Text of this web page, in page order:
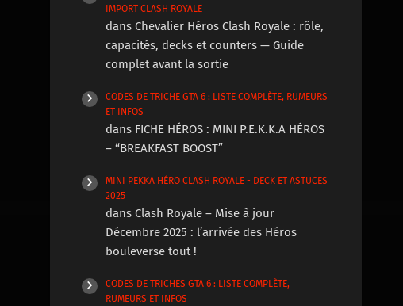
IMPORT CLASH ROYALE
dans Chevalier Héros Clash Royale : rôle,
capacités, decks et counters — Guide
complet avant la sortie
CODES DE TRICHE GTA 6 : LISTE COMPLÈTE, RUMEURS
ET INFOS
dans FICHE HÉROS : MINI P.E.K.K.A HÉROS
– “BREAKFAST BOOST”
MINI PEKKA HÉRO CLASH ROYALE - DECK ET ASTUCES
2025
dans Clash Royale – Mise à jour
Décembre 2025 : l’arrivée des Héros
bouleverse tout !
CODES DE TRICHES GTA 6 : LISTE COMPLÈTE,
RUMEURS ET INFOS